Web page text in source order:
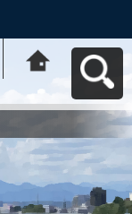
動応援ｻｲﾄ はち
コミねっとへ戻